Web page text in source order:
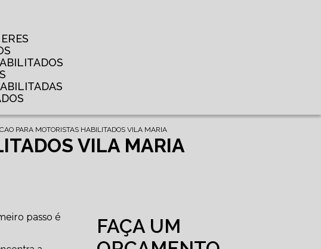
PARA MOTORISTAS HABILITADOS VILA MARIA
VILA MARIA
passo é
FAÇA UM